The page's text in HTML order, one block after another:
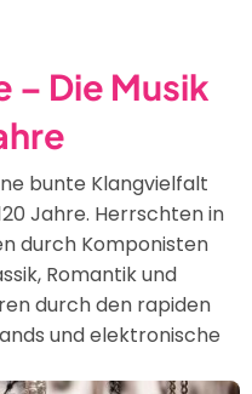
Die Musik
bunte Klangvielfalt
Jahre. Herrschten in
durch Komponisten
Romantik und
durch den rapiden
und elektronische